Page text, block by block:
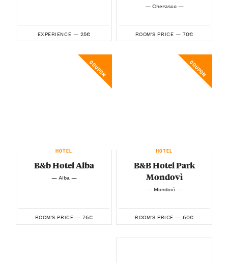
EXPERIENCE — 25€
— Cherasco —
ROOM'S PRICE — 70€
COUPON
HOTEL
B&b Hotel Alba
— Alba —
ROOM'S PRICE — 76€
COUPON
HOTEL
B&B Hotel Park
Mondovì
— Mondovì —
ROOM'S PRICE — 60€